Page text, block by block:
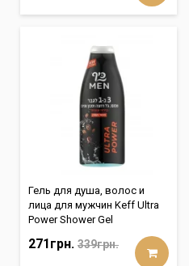
Гель для душа, волос и
лица для мужчин Keff Ultra
Power Shower Gel
271грн. 339грн.